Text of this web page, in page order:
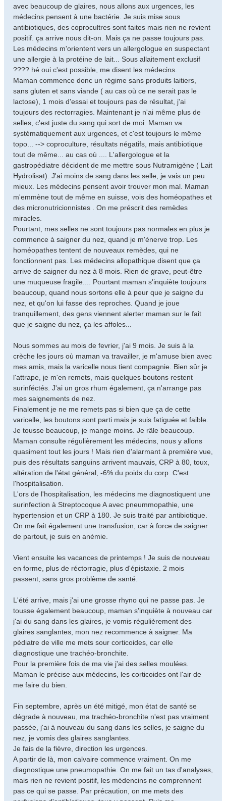
avec beaucoup de glaires, nous allons aux urgences, les
médecins pensent à une bactérie. Je suis mise sous
antibiotiques, des coprocultres sont faites mais rien ne revient
positif. ça arrive nous dit-on. Mais ça ne passe toujours pas.
Les médecins m'orientent vers un allergologue en suspectant
une allergie à la protéine de lait... Sous allaitement exclusif
???? hé oui c'est possible, me disent les médecins.
Maman commence donc un régime sans produits laitiers,
sans gluten et sans viande ( au cas où ce ne serait pas le
lactose), 1 mois d'essai et toujours pas de résultat, j'ai
toujours des rectorragies. Maintenant je n'ai même plus de
selles, c'est juste du sang qui sort de moi. Maman va
systématiquement aux urgences, et c'est toujours le même
topo... --> coproculture, résultats négatifs, mais antibiotique
tout de même... au cas où .... L'allergologue et la
gastropédiatre décident de me mettre sous Nutramigène ( Lait
Hydrolisat). J'ai moins de sang dans les selle, je vais un peu
mieux. Les médecins pensent avoir trouver mon mal. Maman
m'emmène tout de même en suisse, vois des homéopathes et
des micronutricionnistes . On me préscrit des remèdes
miracles.
Pourtant, mes selles ne sont toujours pas normales en plus je
commence à saigner du nez, quand je m'énerve trop. Les
homéopathes tentent de nouveaux remèdes, qui ne
fonctionnent pas. Les médecins allopathique disent que ça
arrive de saigner du nez à 8 mois. Rien de grave, peut-être
une muqueuse fragile.... Pourtant maman s'inquiète toujours
beaucoup, quand nous sortons elle à peur que je saigne du
nez, et qu'on lui fasse des reproches. Quand je joue
tranquillement, des gens viennent alerter maman sur le fait
que je saigne du nez, ça les affoles...
Nous sommes au mois de fevrier, j'ai 9 mois. Je suis à la
crèche les jours où maman va travailler, je m'amuse bien avec
mes amis, mais la varicelle nous tient compagnie. Bien sûr je
l'attrape, je m'en remets, mais quelques boutons restent
surinféctés. J'ai un gros rhum également, ça n'arrange pas
mes saignements de nez.
Finalement je ne me remets pas si bien que ça de cette
varicelle, les boutons sont parti mais je suis fatiguée et faible.
Je tousse beaucoup, je mange moins. Je râle beaucoup.
Maman consulte régulièrement les médecins, nous y allons
quasiment tout les jours ! Mais rien d'alarmant à première vue,
puis des résultats sanguins arrivent mauvais, CRP à 80, toux,
altération de l'état général, -6% du poids du corp. C'est
l'hospitalisation.
L'ors de l'hospitalisation, les médecins me diagnostiquent une
surinfection à Streptocoque A avec pneummopathie, une
hypertension et un CRP à 180. Je suis traité par antibiotique.
On me fait également une transfusion, car à force de saigner
de partout, je suis en anémie.
Vient ensuite les vacances de printemps ! Je suis de nouveau
en forme, plus de réctorragie, plus d'épistaxie. 2 mois
passent, sans gros problème de santé.
L'été arrive, mais j'ai une grosse rhyno qui ne passe pas. Je
tousse également beaucoup, maman s'inquiète à nouveau car
j'ai du sang dans les glaires, je vomis régulièrement des
glaires sanglantes, mon nez recommence à saigner. Ma
pédiatre de ville me mets sour corticoides, car elle
diagnostique une trachéo-bronchite.
Pour la première fois de ma vie j'ai des selles moulées.
Maman le précise aux médecins, les corticoides ont l'air de
me faire du bien.
Fin septembre, après un été mitigé, mon état de santé se
dégrade à nouveau, ma trachéo-bronchite n'est pas vraiment
passée, j'ai à nouveau du sang dans les selles, je saigne du
nez, je vomis des glaires sanglantes.
Je fais de la fièvre, direction les urgences.
A partir de là, mon calvaire commence vraiment. On me
diagnostique une pneumopathie. On me fait un tas d'analyses,
mais rien ne revient positif, les médencins ne comprennent
pas ce qui se passe. Par précaution, on me mets des